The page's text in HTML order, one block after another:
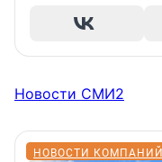
Новости СМИ2
НОВОСТИ КОМПАНИЙ